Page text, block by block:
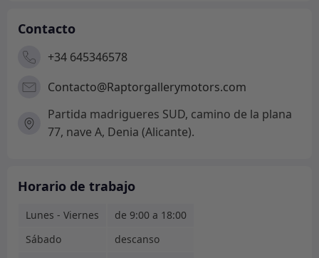
Contacto
+34 645346578
Contacto@Raptorgallerymotors.com
Partida madrigueres SUD, camino de la plana
77, nave A, Denia (Alicante).
Horario de trabajo
Lunes - Viernes
de 9:00 a 18:00
Sábado
descanso